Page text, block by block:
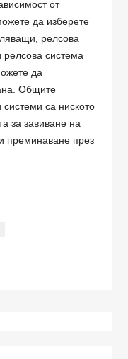
от
да изберете
релсова
релсова система
да
Общите
системи са ниското
за завиване на
преминаване през